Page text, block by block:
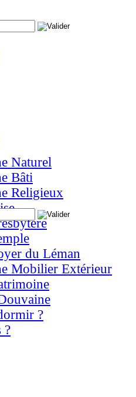
Naturel
Bâti
Religieux
du Léman
Mobilier Extérieur
?
?